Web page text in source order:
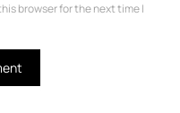
browser for the next time I